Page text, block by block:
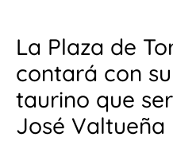
La Plaza de
contará con
taurino que
José Valtueña